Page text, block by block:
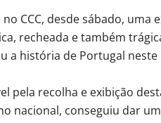
CCC, desde sábado, uma
recheada e também
a história de Portugal
pela recolha e exibição
nacional, conseguiu dar